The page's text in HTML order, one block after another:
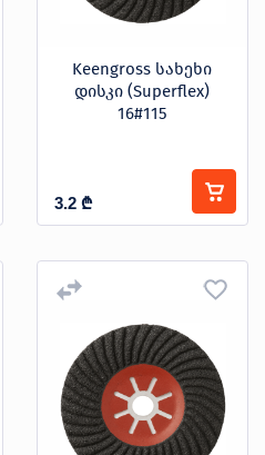
Keengross სახეხი
დისკი (Superflex)
16#115
3.2 ₾